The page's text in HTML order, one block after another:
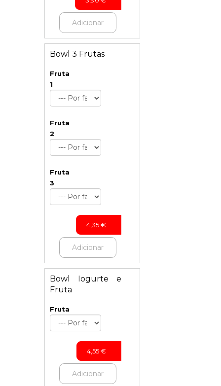
Adicionar
Bowl 3 Frutas
Fruta
1
Fruta
2
Fruta
3
4,35€
Adicionar
Bowl Iogurte e
Fruta
Fruta
4,55€
Adicionar